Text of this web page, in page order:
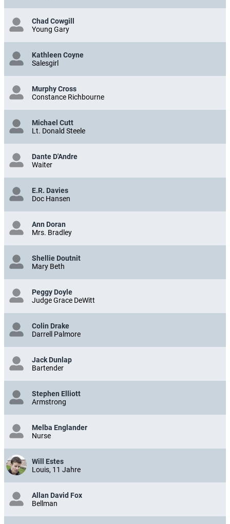
Chad Cowgill
Young Gary
Kathleen Coyne
Salesgirl
Murphy Cross
Constance Richbourne
Michael Cutt
Lt. Donald Steele
Dante D'Andre
Waiter
E.R. Davies
Doc Hansen
Ann Doran
Mrs. Bradley
Shellie Doutnit
Mary Beth
Peggy Doyle
Judge Grace DeWitt
Colin Drake
Darrell Palmore
Jack Dunlap
Bartender
Stephen Elliott
Armstrong
Melba Englander
Nurse
Will Estes
Louis, 11 Jahre
Allan David Fox
Bellman